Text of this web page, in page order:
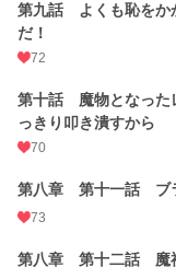
第九話 よくも恥をか
だ！
72
第十話 魔物となった
っきり叩き潰すから
70
第八章 第十一話 ブ
73
第八章 第十二話 魔